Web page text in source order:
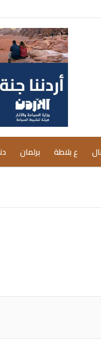
ع بلاطة برلمان